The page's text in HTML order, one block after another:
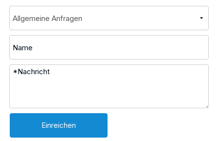
Einreichen